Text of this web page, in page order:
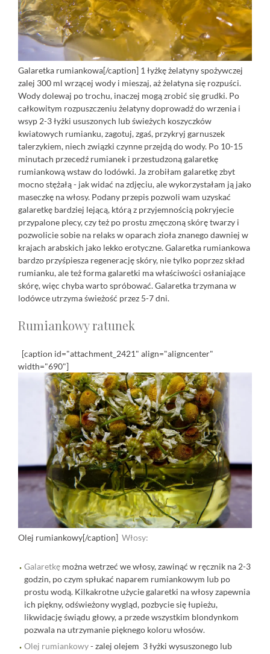
Galaretka rumiankowa[/caption] 1 łyżkę żelatyny spożywczej
zalej 300 ml wrzącej wody i mieszaj, aż żelatyna się rozpuści.
Wody dolewaj po trochu, inaczej mogą zrobić się grudki. Po
całkowitym rozpuszczeniu żelatyny doprowadź do wrzenia i
wsyp 2-3 łyżki ususzonych lub świeżych koszyczków
kwiatowych rumianku, zagotuj, zgaś, przykryj garnuszek
talerzykiem, niech związki czynne przejdą do wody. Po 10-15
minutach przecedź rumianek i przestudzoną galaretkę
rumiankową wstaw do lodówki. Ja zrobiłam galaretkę zbyt
mocno stężałą - jak widać na zdjęciu, ale wykorzystałam ją jako
maseczkę na włosy. Podany przepis pozwoli wam uzyskać
galaretkę bardziej lejącą, którą z przyjemnością pokryjecie
przypalone plecy, czy też po prostu zmęczoną skórę twarzy i
pozwolicie sobie na relaks w oparach zioła znanego dawniej w
krajach arabskich jako lekko erotyczne. Galaretka rumiankowa
bardzo przyśpiesza regenerację skóry, nie tylko poprzez skład
rumianku, ale też forma galaretki ma właściwości osłaniające
skórę, więc chyba warto spróbować. Galaretka trzymana w
lodówce utrzyma świeżość przez 5-7 dni.
Rumiankowy ratunek
[caption id="attachment_2421" align="aligncenter"
width="690"]
Olej rumiankowy[/caption] Włosy:
Galaretkę można wetrzeć we włosy, zawinąć w ręcznik na 2-3
godzin, po czym spłukać naparem rumiankowym lub po
prostu wodą. Kilkakrotne użycie galaretki na włosy zapewnia
ich piękny, odświeżony wygląd, pozbycie się łupieżu,
likwidację świądu głowy, a przede wszystkim blondynkom
pozwala na utrzymanie pięknego koloru włosów.
Olej rumiankowy- zalej olejem 3 łyżki wysuszonego lub